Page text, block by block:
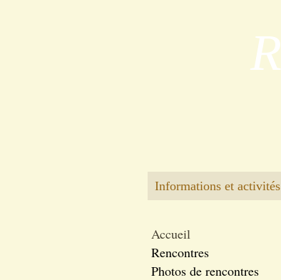
R
Informations et activités
Accueil
Rencontres
Photos de rencontres